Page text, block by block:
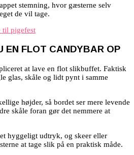
stemning, hvor gæsterne selv
de vil tage.
til pigefest
EN FLOT CANDYBAR OP
at lave en flot slikbuffet. Faktisk
glas, skåle og lidt pynt i samme
højder, så bordet ser mere levende
skåle foran gør det nemmere at
hyggeligt udtryk, og skeer eller
at tage slik på en praktisk måde.